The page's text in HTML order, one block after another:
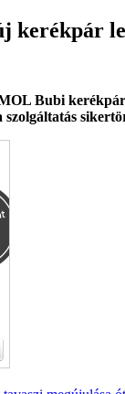
kerékpár
Bubi
szolgáltatás